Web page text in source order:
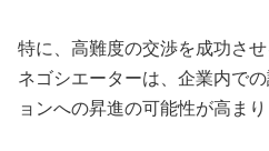
特に、高難度の交渉を成功さ
ネゴシエーターは、企業内で
ョンへの昇進の可能性が高まり